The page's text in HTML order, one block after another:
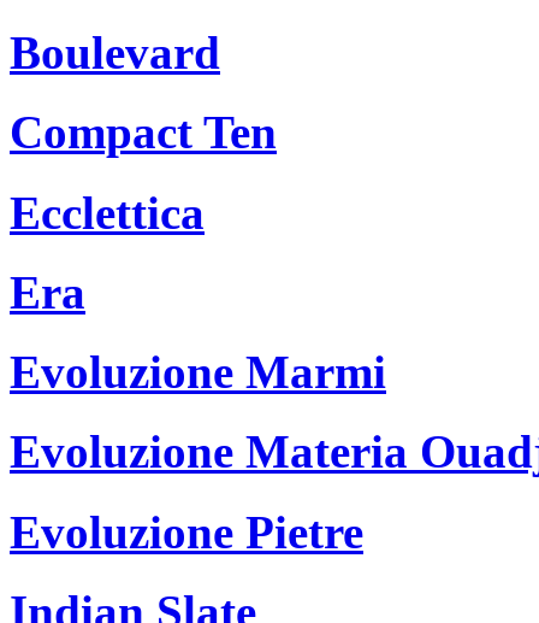
Boulevard
Compact Ten
Ecclettica
Era
Evoluzione Marmi
Evoluzione Materia
Evoluzione Pietre
Indian Slate